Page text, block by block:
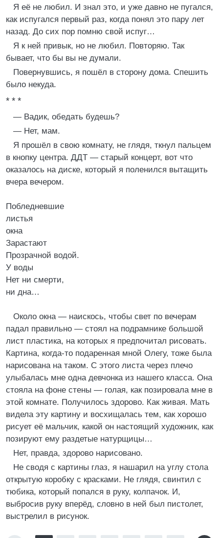
Я её не любил. И знал это, и уже давно не пугался,
как испугался первый раз, когда понял это пару лет
назад. До сих пор помню свой испуг…
Я к ней привык, но не любил. Повторяю. Так
бывает, что бы вы не думали.
Повернувшись, я пошёл в сторону дома. Спешить
было некуда.
* * *
— Вадик, обедать будешь?
— Нет, мам.
Я прошёл в свою комнату, не глядя, ткнул пальцем
в кнопку центра. ДДТ — старый концерт, вот что
оказалось на диске, который я поленился вытащить
вчера вечером.
Побледневшие
листья
окна
Зарастают
Прозрачной водой.
У воды
Нет ни смерти,
ни дна…
Около окна — наискось, чтобы свет по вечерам
падал правильно — стоял на подрамнике большой
лист пластика, на которых я предпочитал рисовать.
Картина, когда-то подаренная мной Олегу, тоже была
нарисована на таком. С этого листа через плечо
улыбалась мне одна девчонка из нашего класса. Она
стояла на фоне стены — голая, как позировала мне в
этой комнате. Получилось здорово. Как живая. Мать
видела эту картину и восхищалась тем, как хорошо
рисует её мальчик, какой он настоящий художник, как
позируют ему раздетые натурщицы…
Нет, правда, здорово нарисовано.
Не сводя с картины глаз, я нашарил на углу стола
открытую коробку с красками. Не глядя, свинтил с
тюбика, который попался в руку, колпачок. И,
выбросив руку вперёд, словно в ней был пистолет,
выстрелил в рисунок.